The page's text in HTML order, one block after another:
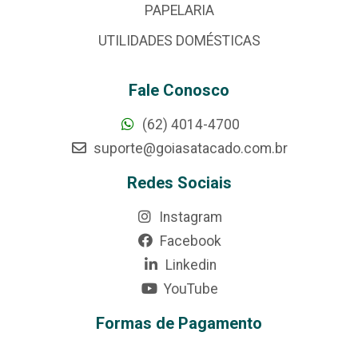
PAPELARIA
UTILIDADES DOMÉSTICAS
Fale Conosco
(62) 4014-4700
suporte@goiasatacado.com.br
Redes Sociais
Instagram
Facebook
Linkedin
YouTube
Formas de Pagamento